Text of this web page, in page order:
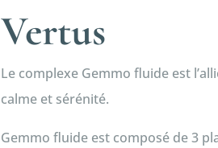
Vertus
Le complexe Gemmo fluide est
calme et sérénité.
Gemmo fluide est composé de 3